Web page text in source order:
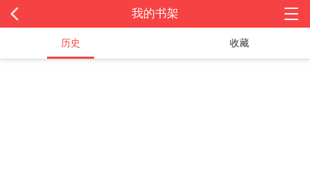
我的书架
历史 收藏